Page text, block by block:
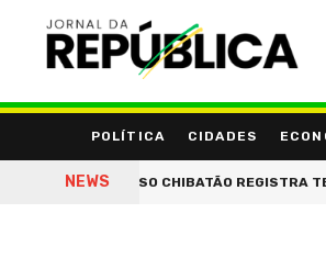
POLÍTICA CIDADES
NEWS
CASO CHIBATÃO REGISTRA TERCEIRA